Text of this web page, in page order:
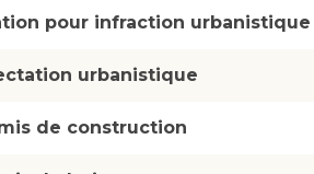
pour infraction urbanistique
urbanistique
de construction